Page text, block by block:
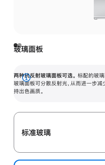
玻璃面板
两种抗反射玻璃面板可选。 标配的玻璃
玻璃面板可分散反射光，从而进一步
持出色画质。
展
开
标准玻璃